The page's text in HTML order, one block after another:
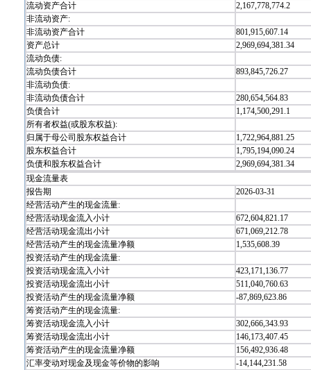
流动资产合计
2,167,778,774.2
非流动资产:
非流动资产合计
801,915,607.14
资产总计
2,969,694,381.34
流动负债:
流动负债合计
893,845,726.27
非流动负债:
非流动负债合计
280,654,564.83
负债合计
1,174,500,291.1
所有者权益(或股东权益):
归属于母公司股东权益合计
1,722,964,881.25
股东权益合计
1,795,194,090.24
负债和股东权益合计
2,969,694,381.34
现金流量表
报告期
2026-03-31
经营活动产生的现金流量:
经营活动现金流入小计
672,604,821.17
经营活动现金流出小计
671,069,212.78
经营活动产生的现金流量净额
1,535,608.39
投资活动产生的现金流量:
投资活动现金流入小计
423,171,136.77
投资活动现金流出小计
511,040,760.63
投资活动产生的现金流量净额
-87,869,623.86
筹资活动产生的现金流量:
筹资活动现金流入小计
302,666,343.93
筹资活动现金流出小计
146,173,407.45
筹资活动产生的现金流量净额
156,492,936.48
汇率变动对现金及现金等价物的影响
-14,144,231.58